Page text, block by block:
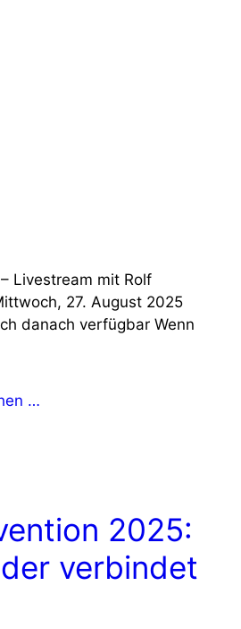
Livestream mit Rolf
27. August 2025
danach verfügbar Wenn
…
2025:
verbindet